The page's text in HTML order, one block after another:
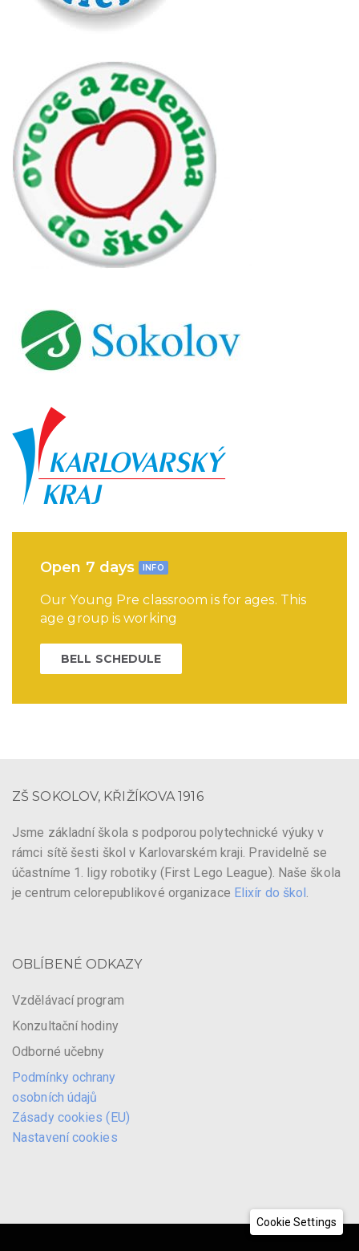
Open 7 days INFO
Our Young Pre classroom is for ages. This
age group is working
BELL SCHEDULE
ZŠ SOKOLOV, KŘIŽÍKOVA 1916
Jsme základní škola s podporou polytechnické výuky v
rámci sítě šesti škol v Karlovarském kraji. Pravidelně se
účastníme 1. ligy robotiky (First Lego League). Naše škola
je centrum celorepublikové organizace Elixír do škol
OBLÍBENÉ ODKAZY
Vzdělávací program
Konzultační hodiny
Odborné učebny
Podmínky ochrany
osobních údajů
Zásady cookies (EU)
Nastavení cookies
Cookie Settings